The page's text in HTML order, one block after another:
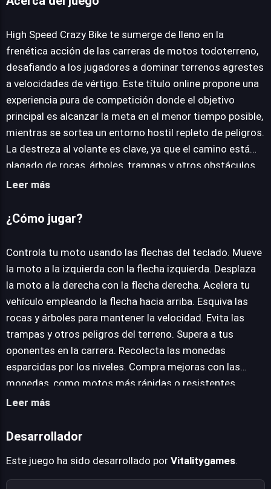
JUEGALO AHORA
High Speed Crazy Bike te sumerge de lleno en la
frenética acción de las carreras de motos todoterreno,
desafiando a los jugadores a dominar terrenos agrestes
a velocidades de vértigo. Este título online propone una
experiencia pura de competición donde el objetivo
principal es alcanzar la meta en el menor tiempo posible,
mientras se sortea un entorno hostil repleto de peligros.
La destreza al volante es clave, ya que el camino está
plagado de rocas, árboles, trampas y otros obstáculos
que pueden mermar tu velocidad o incluso hacerte
oponentes añade una capa adicional de desafío,
largo de los niveles, la recolección de monedas se
convierte en un incentivo crucial, permitiendo a los
pilotos invertir en mejoras significativas para sus
motocicletas, desde incrementos en la velocidad hasta
una mayor resistencia. Estas mejoras son vitales,
especialmente cuando los jugadores se enfrentan a los
desafiantes jefes al final de cada fase. Estos
encuentros son pruebas de habilidad intensas que
requieren aprovechar al máximo las capacidades de la
experiencia de juego dinámica y emocionante sin
complicaciones.
Leer más
¿Cómo jugar?
Controla tu moto usando las flechas del teclado. Mueve
la moto a la izquierda con la flecha izquierda. Desplaza
la moto a la derecha con la flecha derecha. Acelera tu
vehículo empleando la flecha hacia arriba. Esquiva las
rocas y árboles para mantener la velocidad. Evita las
trampas y otros peligros del terreno. Supera a tus
oponentes en la carrera. Recolecta las monedas
esparcidas por los niveles. Compra mejoras con las
monedas, como motos más rápidas o resistentes.
Enfréntate a los desafiantes jefes al final de cada nivel.
oponentes más duros.
Leer más
Desarrollador
Este juego ha sido desarrollado por Vitalitygames.